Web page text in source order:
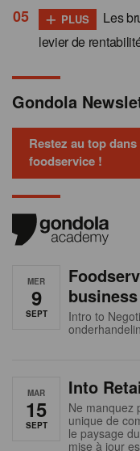
+ PLUS
Les
levier de
Gondola
Restez au top
foodservice !
MER
9
SEPT
Intro to
MAR
15
SEPT
Into
Ne manquez
unique de
le paysage
mise à jour